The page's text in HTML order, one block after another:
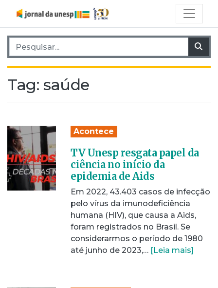
Pesquisar por:
Tag: saúde
Acontece
TV Unesp resgata papel da
ciência no início da
epidemia de Aids
Em 2022, 43.403 casos de infecção
pelo vírus da imunodeficiência
humana (HIV), que causa a Aids,
foram registrados no Brasil. Se
considerarmos o período de 1980
até junho de 2023,… [Leia mais]